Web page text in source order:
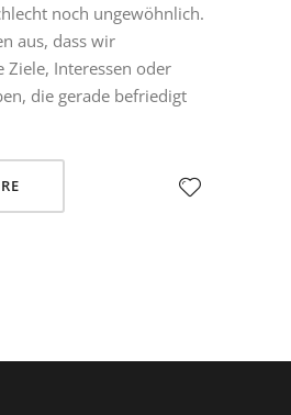
noch ungewöhnlich.
aus, dass wir
Ziele, Interessen oder
die gerade befriedigt